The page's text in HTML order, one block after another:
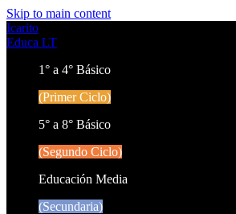
Skip to main content
Icarito
Educa LT
1° a 4° Básico
(Primer Ciclo)
5° a 8° Básico
(Segundo Ciclo)
Educación Media
(Secundaria)